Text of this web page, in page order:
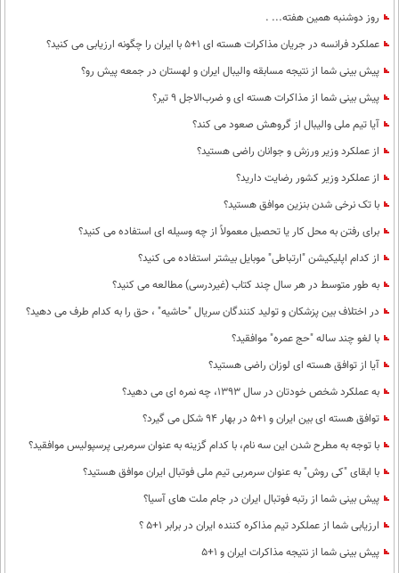
روز دوشنبه همین هفته... .
عملکرد فرانسه در جریان مذاکرات هسته ای 1+5 با ایران را چگونه ارزیابی می کنید؟
پیش بینی شما از نتیجه مسابقه والیبال ایران و لهستان در جمعه پیش رو؟
پیش بینی شما از مذاکرات هسته ای و ضرب‌الاجل 9 تیر؟
آیا تیم ملی والیبال از گروهش صعود می کند؟
از عملکرد وزیر ورزش و جوانان راضی هستید؟
از عملکرد وزیر کشور رضایت دارید؟
با تک نرخی شدن بنزین موافق هستید؟
برای رفتن به محل کار یا تحصیل معمولاً از چه وسیله ای استفاده می کنید؟
از کدام اپلیکیشن "ارتباطی" موبایل بیشتر استفاده می کنید؟
به طور متوسط در هر سال چند کتاب (غیردرسی) مطالعه می کنید؟
در اختلاف بین پزشکان و تولید کنندگان سریال "حاشیه" ، حق را به کدام طرف می دهید؟
با لغو چند ساله "حج عمره" موافقید؟
آیا از توافق هسته ای لوزان راضی هستید؟
به عملکرد شخص خودتان در سال 1393، چه نمره ای می دهید؟
توافق هسته ای بین ایران و 1+5 در بهار 94 شکل می گیرد؟
با توجه به مطرح شدن این سه نام، با کدام گزینه به عنوان سرمربی پرسپولیس موافقید؟
با ابقای "کی روش" به عنوان سرمربی تیم ملی فوتبال ایران موافق هستید؟
پیش بینی شما از رتبه فوتبال ایران در جام ملت های آسیا؟
ارزیابی شما از عملکرد تیم مذاکره کننده ایران در برابر 1+5 ؟
پیش بینی شما از نتیجه مذاکرات ایران و 1+5